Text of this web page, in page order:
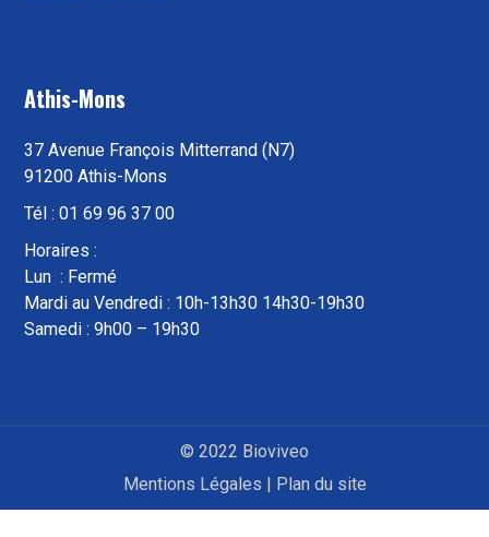
Athis-Mons
37 Avenue François Mitterrand (N7)
91200 Athis-Mons
Tél : 01 69 96 37 00
Horaires :
Lun : Fermé
Mardi au Vendredi : 10h-13h30 14h30-19h30
Samedi : 9h00 – 19h30
© 2022 Bioviveo
Mentions Légales | Plan du site